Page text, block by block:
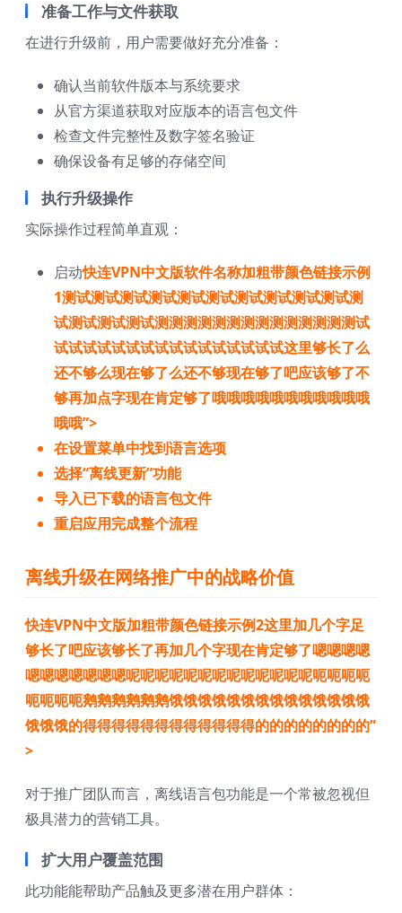
准备工作与文件获取
在进行升级前，用户需要做好充分准备：
确认当前软件版本与系统要求
从官方渠道获取对应版本的语言包文件
检查文件完整性及数字签名验证
确保设备有足够的存储空间
执行升级操作
实际操作过程简单直观：
启动快连VPN中文版软件名称加粗带颜色链接示例
1测试测试测试测试测试测试测试测试测试测试测
试测试测试测试测测测测测测测测测测测测测测试
试试试试试试试试试试试试试试试试这里够长了么
还不够么现在够了么还不够现在够了吧应该够了不
够再加点字现在肯定够了哦哦哦哦哦哦哦哦哦哦哦
哦哦”>
在设置菜单中找到语言选项
选择“离线更新”功能
导入已下载的语言包文件
重启应用完成整个流程
离线升级在网络推广中的战略价值
快连VPN中文版加粗带颜色链接示例2这里加几个字足
够长了吧应该够长了再加几个字现在肯定够了嗯嗯嗯嗯
嗯嗯嗯嗯嗯嗯嗯呢呢呢呢呢呢呢呢呢呢呢呢呢呃呃呃呃
呃呃呃呃鹅鹅鹅鹅鹅鹅饿饿饿饿饿饿饿饿饿饿饿饿饿饿
饿饿饿的得得得得得得得得得得得得的的的的的的的的”
>
对于推广团队而言，离线语言包功能是一个常被忽视但
极具潜力的营销工具。
扩大用户覆盖范围
此功能能帮助产品触及更多潜在用户群体：